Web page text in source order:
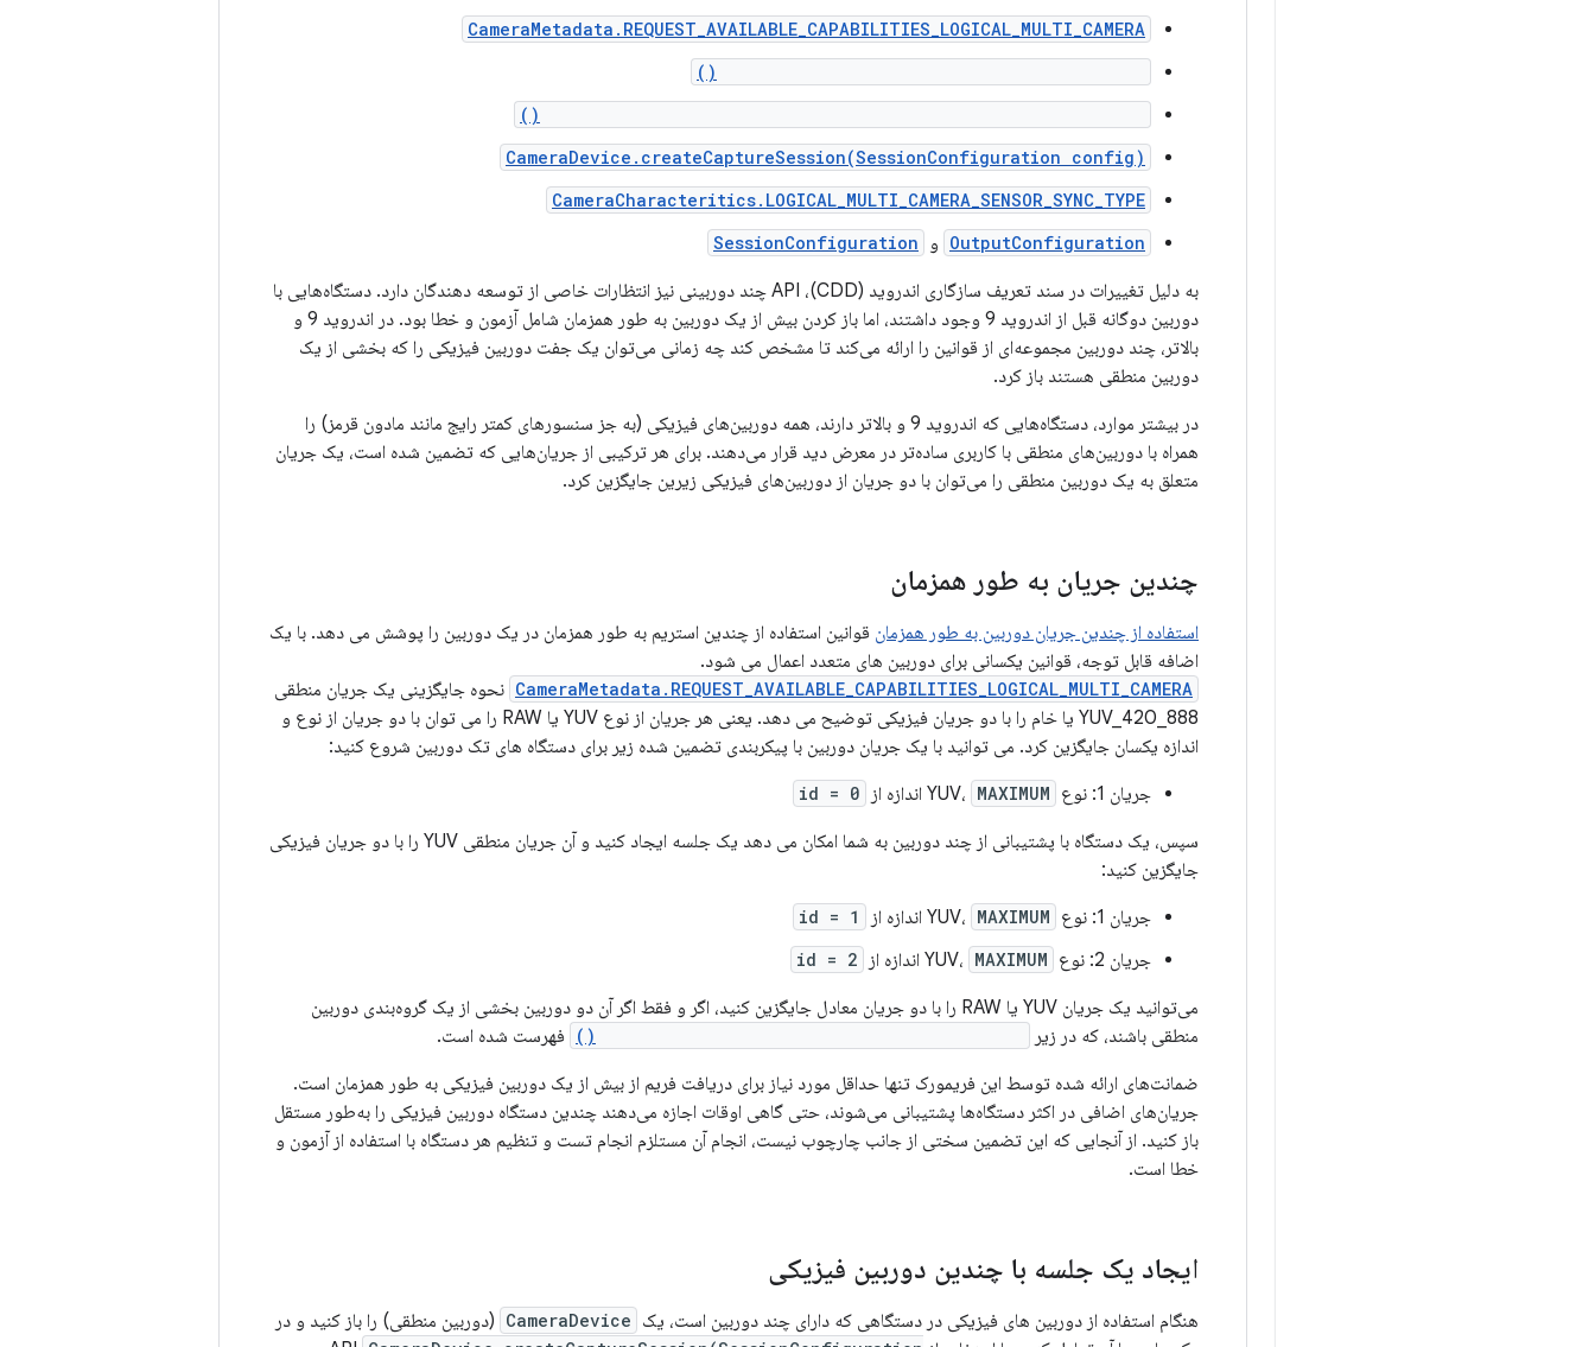
CameraMetadata.REQUEST_AVAILABLE_CAPABILITIES_LOGICAL_MULTI_CAMERA
CameraDevice.createCaptureSession(SessionConfiguration config)
CameraCharacteritics.LOGICAL_MULTI_CAMERA_SENSOR_SYNC_TYPE
OutputConfiguration و SessionConfiguration
به دلیل تغییرات در سند تعریف سازگاری اندروید (CDD)، API چند دوربینی نیز انتظارات خاصی از توسعه دهندگان دارد. دستگاه‌هایی با
دوربین دوگانه قبل از اندروید 9 وجود داشتند، اما باز کردن بیش از یک دوربین به طور همزمان شامل آزمون و خطا بود. در اندروید 9 و
بالاتر، چند دوربین مجموعه‌ای از قوانین را ارائه می‌کند تا مشخص کند چه زمانی می‌توان یک جفت دوربین فیزیکی را که بخشی از یک
دوربین منطقی هستند باز کرد.
در بیشتر موارد، دستگاه‌هایی که اندروید 9 و بالاتر دارند، همه دوربین‌های فیزیکی (به جز سنسورهای کمتر رایج مانند مادون قرمز) را
همراه با دوربین‌های منطقی با کاربری ساده‌تر در معرض دید قرار می‌دهند. برای هر ترکیبی از جریان‌هایی که تضمین شده است، یک جریان
متعلق به یک دوربین منطقی را می‌توان با دو جریان از دوربین‌های فیزیکی زیرین جایگزین کرد.
چندین جریان به طور همزمان
استفاده از چندین جریان دوربین به طور همزمان قوانین استفاده از چندین استریم به طور همزمان در یک دوربین را پوشش می دهد. با یک
اضافه قابل توجه، قوانین یکسانی برای دوربین های متعدد اعمال می شود.
CameraMetadata.REQUEST_AVAILABLE_CAPABILITIES_LOGICAL_MULTI_CAMERA نحوه جایگزینی یک جریان منطقی
YUV_420_888 یا خام را با دو جریان فیزیکی توضیح می دهد. یعنی هر جریان از نوع YUV یا RAW را می توان با دو جریان از نوع و
اندازه یکسان جایگزین کرد. می توانید با یک جریان دوربین با پیکربندی تضمین شده زیر برای دستگاه های تک دوربین شروع کنید:
جریان 1: نوع YUV،
MAXIMUM اندازه از id = 0
سپس، یک دستگاه با پشتیبانی از چند دوربین به شما امکان می دهد یک جلسه ایجاد کنید و آن جریان منطقی YUV را با دو جریان فیزیکی
جایگزین کنید:
جریان 1: نوع YUV،
MAXIMUM اندازه از id = 1
جریان 2: نوع YUV، MAXIMUM اندازه از id = 2
می‌توانید یک جریان YUV یا RAW را با دو جریان معادل جایگزین کنید، اگر و فقط اگر آن دو دوربین بخشی از یک گروه‌بندی دوربین
منطقی باشند، که در زیر
فهرست شده است.
ضمانت‌های ارائه شده توسط این فریمورک تنها حداقل مورد نیاز برای دریافت فریم از بیش از یک دوربین فیزیکی به طور همزمان است.
جریان‌های اضافی در اکثر دستگاه‌ها پشتیبانی می‌شوند، حتی گاهی اوقات اجازه می‌دهند چندین دستگاه دوربین فیزیکی را به‌طور مستقل
باز کنید. از آنجایی که این تضمین سختی از جانب چارچوب نیست، انجام آن مستلزم انجام تست و تنظیم هر دستگاه با استفاده از آزمون و
خطا است.
ایجاد یک جلسه با چندین دوربین فیزیکی
هنگام استفاده از دوربین های فیزیکی در دستگاهی که دارای چند دوربین است، یک CameraDevice (دوربین منطقی) را باز کنید و در